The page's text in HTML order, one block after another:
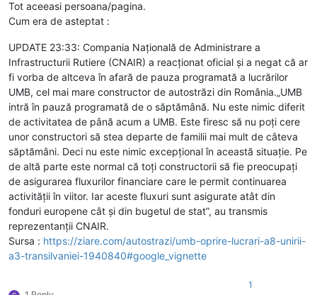
Tot aceeasi persoana/pagina.
Cum era de asteptat :
UPDATE 23:33: Compania Națională de Administrare a
Infrastructurii Rutiere (CNAIR) a reacționat oficial și a negat că ar
fi vorba de altceva în afară de pauza programată a lucrărilor
UMB, cel mai mare constructor de autostrăzi din România.„UMB
intră în pauză programată de o săptămână. Nu este nimic diferit
de activitatea de până acum a UMB. Este firesc să nu poți cere
unor constructori să stea departe de familii mai mult de câteva
săptămâni. Deci nu este nimic excepțional în această situație. Pe
de altă parte este normal că toți constructorii să fie preocupați
de asigurarea fluxurilor financiare care le permit continuarea
activității în viitor. Iar aceste fluxuri sunt asigurate atât din
fonduri europene cât și din bugetul de stat”, au transmis
reprezentanții CNAIR.
Sursa : https://ziare.com/autostrazi/umb-oprire-lucrari-a8-unirii-
a3-transilvaniei-1940840#google_vignette
1